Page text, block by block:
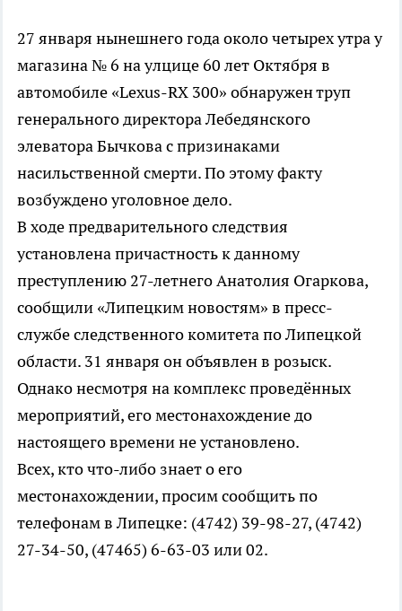
27 января нынешнего года около четырех утра у
магазина № 6 на улцице 60 лет Октября в
автомобиле «Lexus-RX 300» обнаружен труп
генерального директора Лебедянского
элеватора Бычкова с призинаками
насильственной смерти. По этому факту
возбуждено уголовное дело.
В ходе предварительного следствия
установлена причастность к данному
преступлению 27-летнего Анатолия Огаркова,
сообщили «Липецким новостям» в пресс-
службе следственного комитета по Липецкой
области. 31 января он объявлен в розыск.
Однако несмотря на комплекс проведённых
мероприятий, его местонахождение до
настоящего времени не установлено.
Всех, кто что-либо знает о его
местонахождении, просим сообщить по
телефонам в Липецке: (4742) 39-98-27, (4742)
27-34-50, (47465) 6-63-03 или 02.